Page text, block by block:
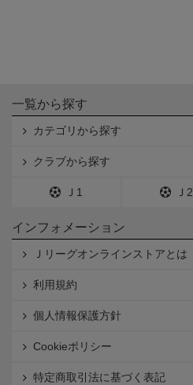
一覧から探す
カテゴリから探す
クラブから探す
Ｊ1 Ｊ2
インフォメーション
Ｊリーグオンラインストアとは
利用規約
個人情報保護方針
Cookieポリシー
特定商取引法に基づく表記